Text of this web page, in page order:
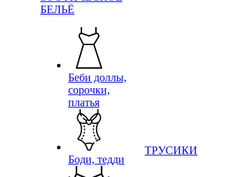
БЕЛЬЁ
Беби доллы,
сорочки,
платья
Боди, тедди
ТРУСИКИ